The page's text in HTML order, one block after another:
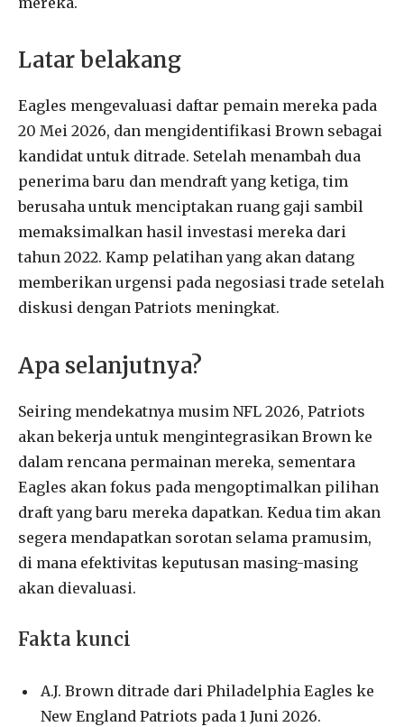
Latar belakang
Eagles mengevaluasi daftar pemain mereka pada
20 Mei 2026, dan mengidentifikasi Brown sebagai
kandidat untuk ditrade. Setelah menambah dua
penerima baru dan mendraft yang ketiga, tim
berusaha untuk menciptakan ruang gaji sambil
memaksimalkan hasil investasi mereka dari
tahun 2022. Kamp pelatihan yang akan datang
memberikan urgensi pada negosiasi trade setelah
diskusi dengan Patriots meningkat.
Apa selanjutnya?
Seiring mendekatnya musim NFL 2026, Patriots
akan bekerja untuk mengintegrasikan Brown ke
dalam rencana permainan mereka, sementara
Eagles akan fokus pada mengoptimalkan pilihan
draft yang baru mereka dapatkan. Kedua tim akan
segera mendapatkan sorotan selama pramusim,
di mana efektivitas keputusan masing-masing
akan dievaluasi.
Fakta kunci
A.J. Brown ditrade dari Philadelphia Eagles ke
New England Patriots pada 1 Juni 2026.